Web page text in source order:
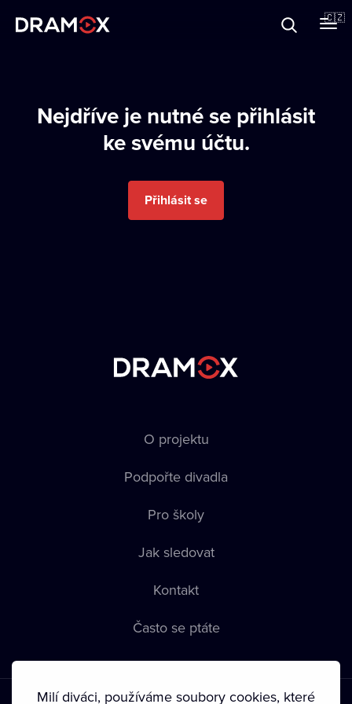
🇨🇿
Registrujte se
Nejdříve je nutné se přihlásit
ke svému účtu.
Přihlásit se
O projektu
Podpořte divadla
Pro školy
Jak sledovat
Kontakt
Často se ptáte
Milí diváci, používáme soubory cookies, které